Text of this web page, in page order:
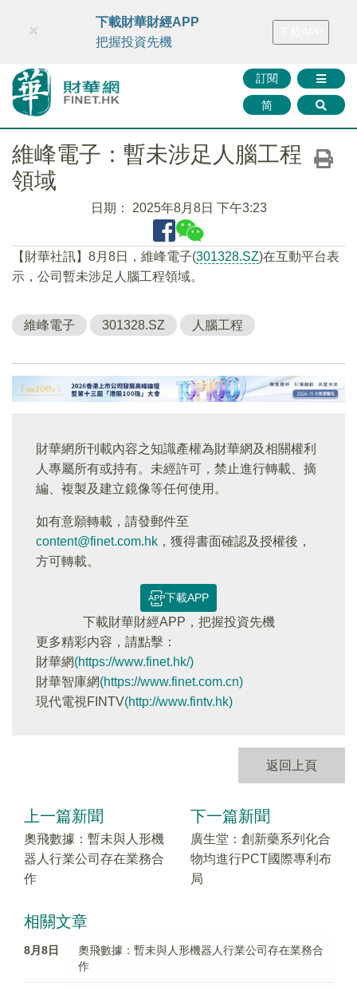
財華智庫網 FINTV FINMETA 財華證券 媒體矩陣
訂閱
简
×
下載財華財經APP
把握投資先機
維峰電子：暫未涉足人腦工程
領域
日期： 2025年8月8日 下午3:23
【財華社訊】8月8日，維峰電子(301328.SZ)在互動平台表
示，公司暫未涉足人腦工程領域。
維峰電子 301328.SZ 人腦工程
財華網所刊載內容之知識產權為財華網及相關權利
人專屬所有或持有。未經許可，禁止進行轉載、摘
編、複製及建立鏡像等任何使用。
如有意願轉載，請發郵件至
content@finet.com.hk ，獲得書面確認及授權後，
方可轉載。
下載APP
下載財華財經APP，把握投資先機
更多精彩内容，請點擊：
財華網(https://www.finet.hk/)
財華智庫網(https://www.finet.com.cn)
現代電視FINTV(http://www.fintv.hk)
返回上頁
上一篇新聞
奧飛數據：暫未與人形機
器人行業公司存在業務合
作
下一篇新聞
廣生堂：創新藥系列化合
物均進行PCT國際專利布
局
相關文章
8月8日
奧飛數據：暫未與人形機器人行業公司存在業務合
作